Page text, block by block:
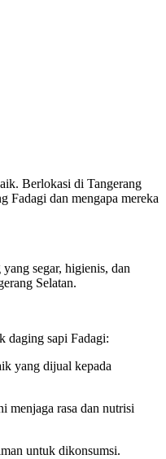
Berlokasi di Tangerang
Fadagi dan mengapa mereka
segar, higienis, dan
Selatan.
daging sapi Fadagi:
yang dijual kepada
menjaga rasa dan nutrisi
untuk dikonsumsi.